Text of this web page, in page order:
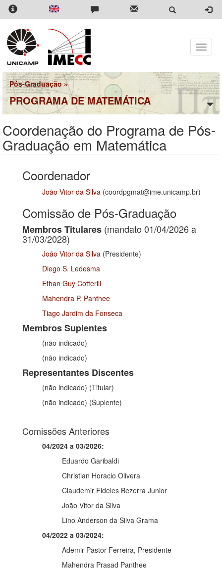
Pular
para
conteúdo
principal
Toggle
Pós-Graduação »
PROGRAMA DE MATEMÁTICA
Coordenação do Programa de Pós-
Graduação em Matemática
Coordenador
João Vitor da Silva (coordpgmat@ime.unicamp.br)
Comissão de Pós-Graduação
Membros Titulares (mandato 01/04/2026 a
31/03/2028)
João Vitor da Silva (Presidente)
Diego S. Ledesma
Ethan Guy Cotterill
Mahendra P. Panthee
Tiago Jardim da Fonseca
Membros Suplentes
(não indicado)
(não indicado)
Representantes Discentes
(não indicado) (Titular)
(não indicado) (Suplente)
Comissões Anteriores
04/2024 a 03/2026:
Eduardo Garibaldi
Christian Horacio Olivera
Claudemir Fideles Bezerra Junior
João Vitor da Silva
Lino Anderson da Silva Grama
04/2022 a 03/2024:
Ademir Pastor Ferreira, Presidente
Mahendra Prasad Panthee